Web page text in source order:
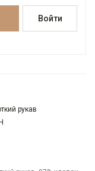
Войти
рукав